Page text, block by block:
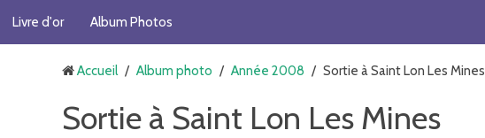
Livre d'or Album Photos
Accueil / Album photo / Année 2008 / Sortie à Saint Lon Les Mines
Sortie à Saint Lon Les Mines